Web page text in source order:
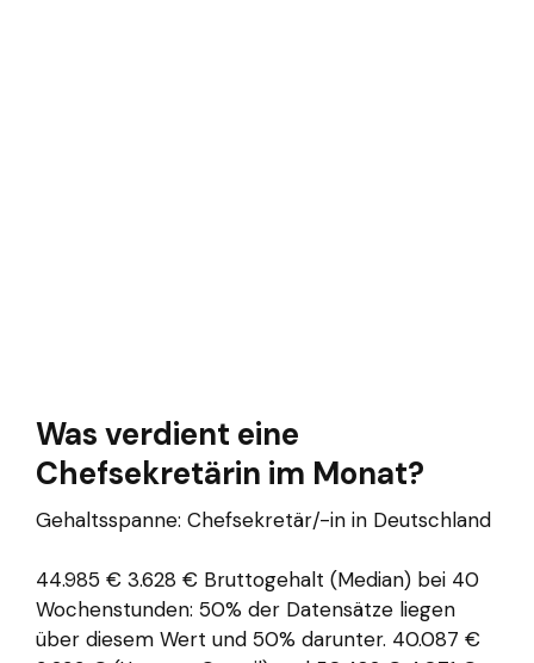
Was verdient eine
Chefsekretärin im Monat?
Gehaltsspanne: Chefsekretär/-in in Deutschland
44.985 € 3.628 € Bruttogehalt (Median) bei 40
Wochenstunden: 50% der Datensätze liegen
über diesem Wert und 50% darunter. 40.087 €